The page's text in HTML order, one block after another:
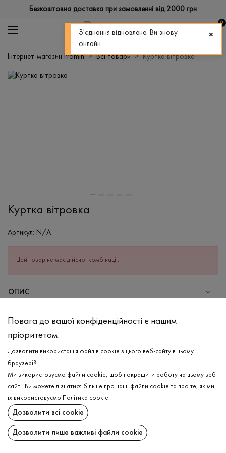
Безкоштовна доставка при замовленні від 2000 грн
0
Інтернет-магазин Promin Всі товари Куртка вітровка
Куртка вітровка
Артикул: N/A
Цей товар не має дійсної комбінації.
ОПИС
Поліестер - 100%
Прання в холодній воді (до 30 ° C)
Відбілювання заборонено
Щадна хімчистка
Не можна віджимати і сушити в пральній машині
ДОСТАВКА
ПОВЕРНЕННЯ
Повага до вашої конфіденційності є нашим
пріоритетом.
Дозволити використання файлів cookie з цього веб-сайту в цьому
браузері?
Ми використовуємо файли cookie, щоб покращити роботу на цьому веб-
сайті. Ви можете дізнатися більше про наші файли cookie та про те, як ми
їх використовуємо
Політика cookie.
Дозволити всі cookie
Дозволити лише важливі файли cookie
З'єднання відновлене. Ви знову
онлайн.